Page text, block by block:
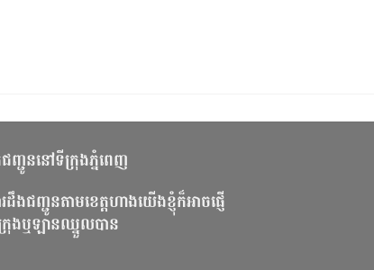
ជញ្ជូននៅទីក្រុងភ្នំពេញ
ដឹងជញ្ជូនតាមខេត្តហាងយើងខ្ញុំក៏អាចផ្ញើ
រុងឬឡានឈ្នួលបាន